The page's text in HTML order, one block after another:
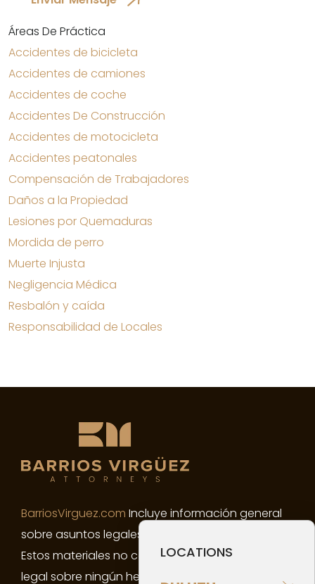
Áreas De Práctica
Accidentes de bicicleta
Accidentes de camiones
Accidentes de coche
Accidentes De Construcción
Accidentes de motocicleta
Accidentes peatonales
Compensación de Trabajadores
Daños a la Propiedad
Lesiones por Quemaduras
Mordida de perro
Muerte Injusta
Negligencia Médica
Resbalón y caída
Responsabilidad de Locales
BarriosVirguez.com Incluye información general
sobre asuntos legales y novedades legales.
Estos materiales no constituyen asesoramiento
legal sobre ningún hecho o circunstancia en
LOCATIONS